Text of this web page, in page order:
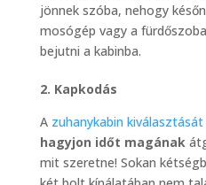
jönnek szóba, nehogy
mosógép vagy a
bejutni a kabinba.
2. Kapkodás
A zuhanykabin kiválasztását
hagyjon időt magának
mit szeretne! Sokan